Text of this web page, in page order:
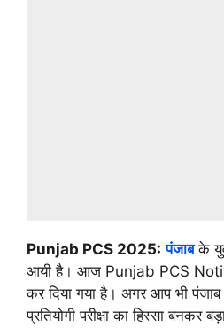
Punjab PCS 2025: पंजाबके
आयी है। आज Punjab PCS
कर दिया गया है। अगर आप भी पंजाब
प्रतियोगी परीक्षा का हिस्सा बनकर